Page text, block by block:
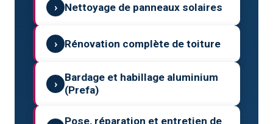
› Nettoyage de panneaux solaires
› Rénovation complète de toiture
›
Bardage et habillage aluminium
(Prefa)
Pose, réparation et entretien de